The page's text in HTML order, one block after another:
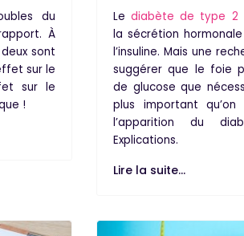
du
À
sont
sur le
sur le
!
Lediabète de type 2
lasécrétion hormonale
l’insuline. Mais une
suggérer que le foie
de glucose que
plus important
l’apparition du
Explications.
Lire la suite...